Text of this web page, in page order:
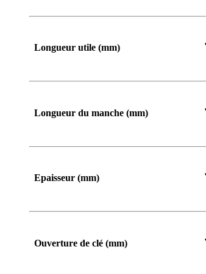
De Jusqu’à
Longueur utile (mm)
Longueur du manche (mm)
Epaisseur (mm)
Ouverture de clé (mm)